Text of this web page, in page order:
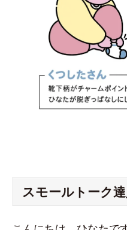
スモールトーク